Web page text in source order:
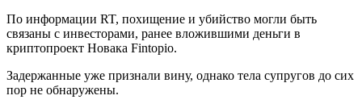
По информации RT, похищение и убийство могли быть
связаны с инвесторами, ранее вложившими деньги в
криптопроект Новака Fintopio.
Задержанные уже признали вину, однако тела супругов до сих
пор не обнаружены.